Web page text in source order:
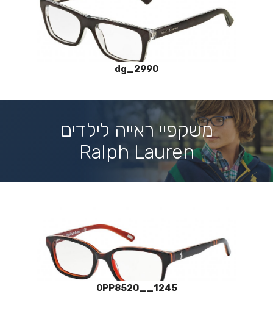
dg_2990
משקפיי ראייה לילדים
Ralph Lauren
0PP8520__1245